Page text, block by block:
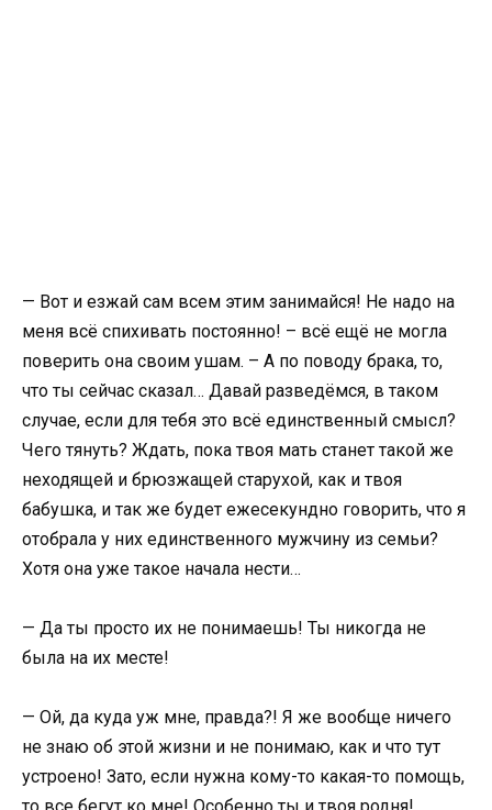
— Вот и езжай сам всем этим занимайся! Не надо на
меня всё спихивать постоянно! – всё ещё не могла
поверить она своим ушам. – А по поводу брака, то,
что ты сейчас сказал… Давай разведёмся, в таком
случае, если для тебя это всё единственный смысл?
Чего тянуть? Ждать, пока твоя мать станет такой же
неходящей и брюзжащей старухой, как и твоя
бабушка, и так же будет ежесекундно говорить, что я
отобрала у них единственного мужчину из семьи?
Хотя она уже такое начала нести…
— Да ты просто их не понимаешь! Ты никогда не
была на их месте!
— Ой, да куда уж мне, правда?! Я же вообще ничего
не знаю об этой жизни и не понимаю, как и что тут
устроено! Зато, если нужна кому-то какая-то помощь,